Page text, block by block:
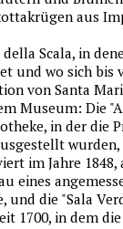
aus
Scala, in
und wo sich bis
von Santa
Museum: Die
in der die
wurden,
im Jahre 1848,
eines
die "Sala
1700, in dem die